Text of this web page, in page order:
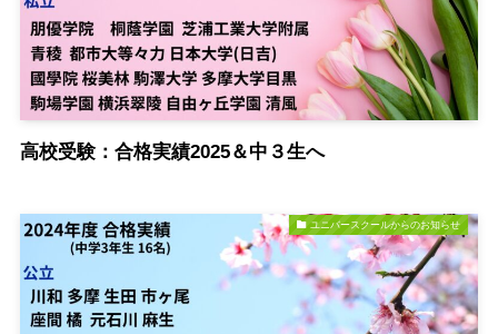
高校受験：合格実績2025＆中３生へ
ユニバースクールからのお知らせ